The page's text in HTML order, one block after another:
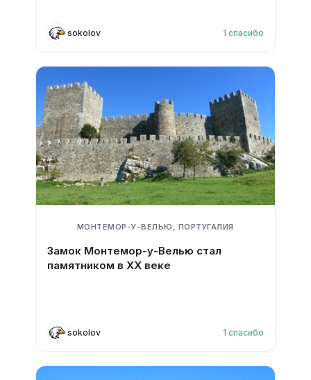
sokolov 1 спасибо
МОНТЕМОР-У-ВЕЛЬЮ, ПОРТУГАЛИЯ
Замок Монтемор-у-Велью стал
памятником в XX веке
sokolov 1 спасибо